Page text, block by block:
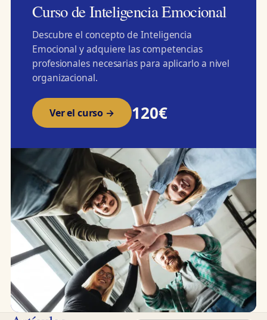
Curso de Inteligencia Emocional
Descubre el concepto de Inteligencia
Emocional y adquiere las competencias
profesionales necesarias para aplicarlo a nivel
organizacional.
Ver el curso → 120€